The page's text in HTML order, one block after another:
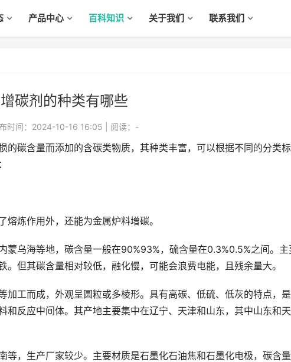
产品中心 百科知识 关于我们 联系我们
增碳剂的种类有哪些
时间：2024-10-16 16:05 阅读： -
碳含量而添加的含碳类物质，其种类丰富，可以根据不同的分类
炼作用外，还能为金属炉料增碳。
乌海等地，碳含量一般在90%93%，硫含量在0.3%0.5%之间。主
但其碳含量相对较低，融化慢，可能会浪费电能，且残余量大。
工而成，外观呈圆粒或多棱形。具有高碳、低硫、低灰的特点，
和反应中间体。其产地主要集中在辽宁、天津和山东，其中山东和
，生产厂家较少。主要材质是石墨化石油焦和石墨化电极，碳含